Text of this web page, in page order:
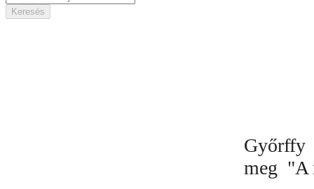
Győrffy
meg "A